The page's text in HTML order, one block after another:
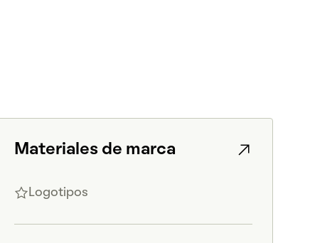
Materiales de marca
Logotipos